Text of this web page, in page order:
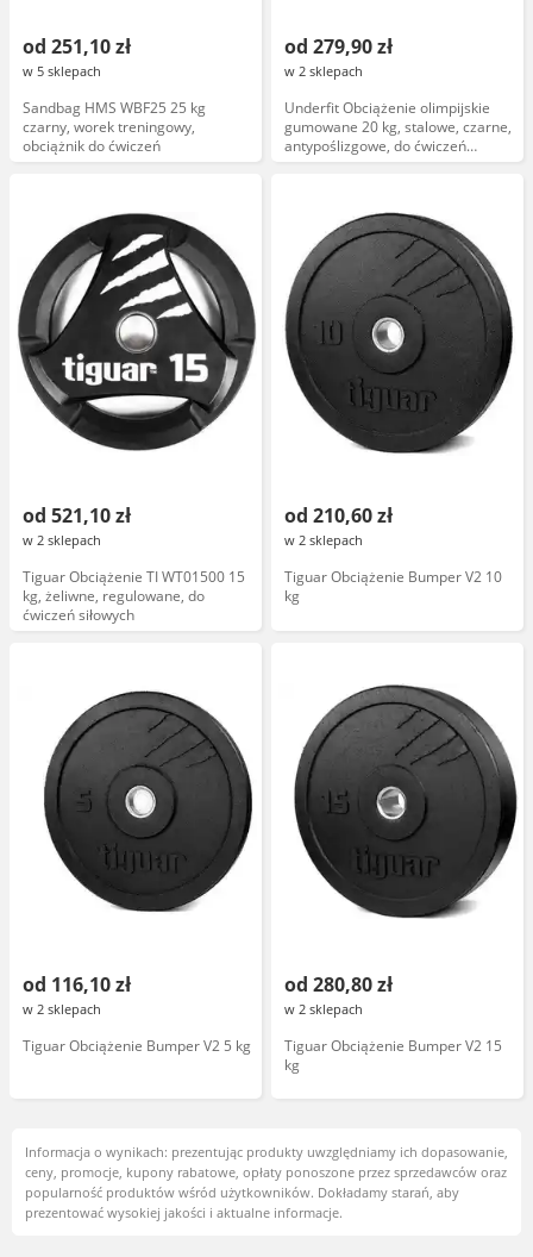
od 251,10 zł
w 5 sklepach
Sandbag HMS WBF25 25 kg
czarny, worek treningowy,
obciążnik do ćwiczeń
od 279,90 zł
w 2 sklepach
Underfit Obciążenie olimpijskie
gumowane 20 kg, stalowe, czarne,
antypoślizgowe, do ćwiczeń
siłowych
od 521,10 zł
w 2 sklepach
Tiguar Obciążenie TI WT01500 15
kg, żeliwne, regulowane, do
ćwiczeń siłowych
od 210,60 zł
w 2 sklepach
Tiguar Obciążenie Bumper V2 10
kg
od 116,10 zł
w 2 sklepach
Tiguar Obciążenie Bumper V2 5 kg
od 280,80 zł
w 2 sklepach
Tiguar Obciążenie Bumper V2 15
kg
Informacja o wynikach: prezentując produkty uwzględniamy ich dopasowanie,
ceny, promocje, kupony rabatowe, opłaty ponoszone przez sprzedawców oraz
popularność produktów wśród użytkowników. Dokładamy starań, aby
prezentować wysokiej jakości i aktualne informacje.